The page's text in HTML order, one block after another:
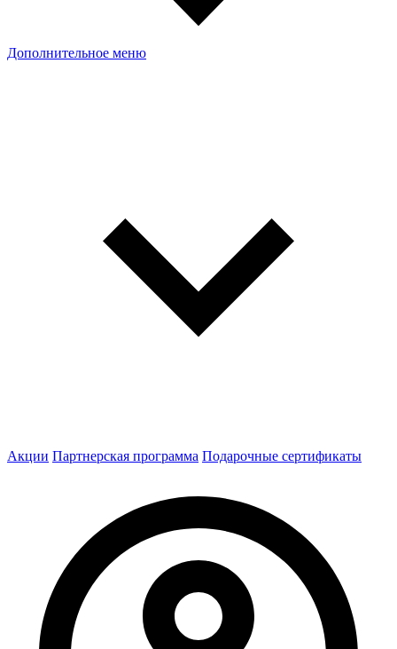
Дополнительное меню
Акции Партнерская программа Подарочные сертификаты